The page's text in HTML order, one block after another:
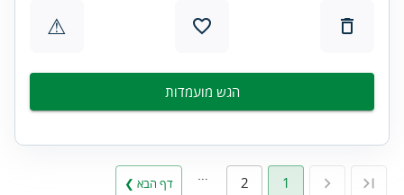
⚠
הגש מועמדות
1
2 דף הבא ❯